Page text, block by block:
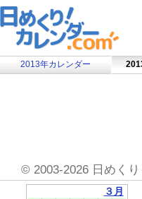
2013年カレンダー
© 2003-2026 日めく
３月